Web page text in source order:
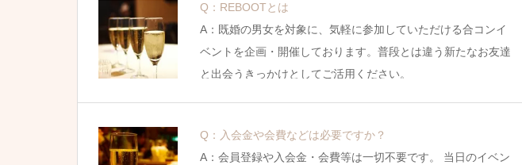
Q：REBOOTとは
A：既婚の男女を対象に、気軽に参加していただける合コンイ
ベントを企画・開催しております。普段とは違う新たなお友達
と出会うきっかけとしてご活用ください。
Q：入会金や会費などは必要ですか？
A：会員登録や入会金・会費等は一切不要です。 当日のイベン